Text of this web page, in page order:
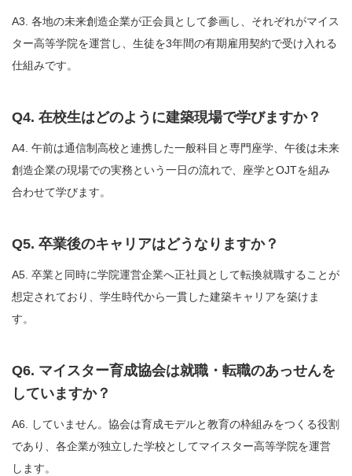
A3. 各地の未来創造企業が正会員として参画し、それぞれがマイス
ター高等学院を運営し、生徒を3年間の有期雇用契約で受け入れる
仕組みです。
Q4. 在校生はどのように建築現場で学びますか？
A4. 午前は通信制高校と連携した一般科目と専門座学、午後は未来
創造企業の現場での実務という一日の流れで、座学とOJTを組み
合わせて学びます。
Q5. 卒業後のキャリアはどうなりますか？
A5. 卒業と同時に学院運営企業へ正社員として転換就職することが
想定されており、学生時代から一貫した建築キャリアを築けま
す。
Q6. マイスター育成協会は就職・転職のあっせんを
していますか？
A6. していません。協会は育成モデルと教育の枠組みをつくる役割
であり、各企業が独立した学校としてマイスター高等学院を運営
します。